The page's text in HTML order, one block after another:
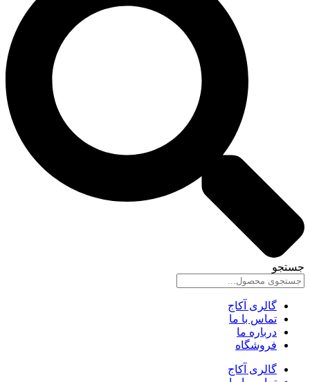
جستجو
گالری آکاج
تماس با ما
درباره ما
فروشگاه
گالری آکاج